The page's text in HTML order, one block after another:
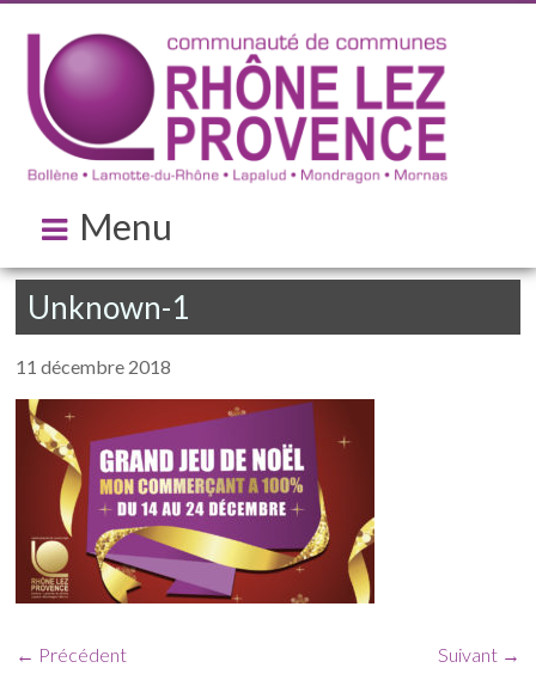
Menu
Unknown-1
11 décembre 2018
← Précédent Suivant →